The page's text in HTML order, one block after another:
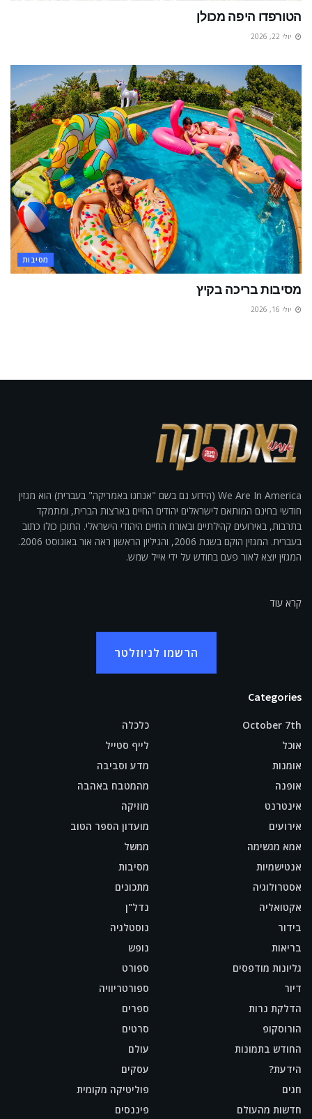
הטורפדו היפה מכולן
יולי 22, 2026
מסיבות
מסיבות בריכה בקיץ
יולי 16, 2026
We Are In America (הידוע גם בשם "אנחנו באמריקה" בעברית) הוא מגזין
חודשי בחינם המותאם לישראלים יהודים החיים בארצות הברית, ומתמקד
בתרבות, באירועים קהילתיים ובאורח החיים היהודי הישראלי. התוכן כולו כתוב
בעברית. המגזין הוקם בשנת 2006, והגיליון הראשון ראה אור באוגוסט 2006.
המגזין יוצא לאור פעם בחודש על ידי אייל שמש.
קרא עוד
הרשמו לניוזלטר
Categories
October 7th
אוכל
אומנות
אופנה
אינטרנט
אירועים
אמא מגשימה
אנטישמיות
אסטרולוגיה
אקטואליה
בידור
בריאות
גליונות מודפסים
דיור
הדלקת נרות
הורוסקופ
החודש בתמונות
הידעת?
חגים
חדשות מהעולם
כלכלה
לייף סטייל
מדע וסביבה
מהמטבח באהבה
מוזיקה
מועדון הספר הטוב
ממשל
מסיבות
מתכונים
נדל"ן
נוסטלגיה
נופש
ספורט
ספורטריוויה
ספרים
סרטים
עולם
עסקים
פוליטיקה מקומית
פיננסים